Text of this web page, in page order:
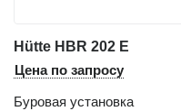
Hütte HBR 202 E
Цена по запросу
Буровая установка